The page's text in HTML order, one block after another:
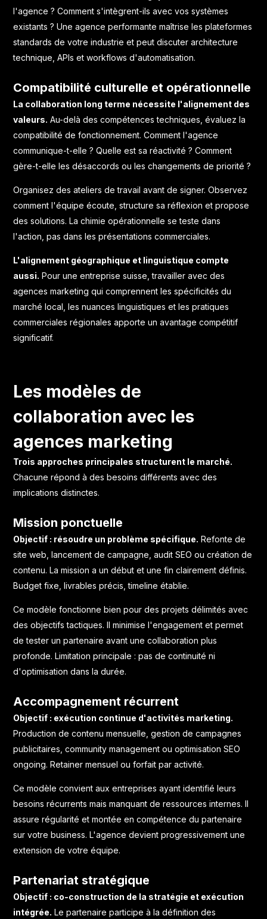
l'agence ? Comment s'intègrent-ils avec vos systèmes
existants ? Une agence performante maîtrise les plateformes
standards de votre industrie et peut discuter architecture
technique, APIs et workflows d'automatisation.
Compatibilité culturelle et opérationnelle
La collaboration long terme nécessite l'alignement des
valeurs. Au-delà des compétences techniques, évaluez la
compatibilité de fonctionnement. Comment l'agence
communique-t-elle ? Quelle est sa réactivité ? Comment
gère-t-elle les désaccords ou les changements de priorité ?
Organisez des ateliers de travail avant de signer. Observez
comment l'équipe écoute, structure sa réflexion et propose
des solutions. La chimie opérationnelle se teste dans
l'action, pas dans les présentations commerciales.
L'alignement géographique et linguistique compte
aussi. Pour une entreprise suisse, travailler avec des
agences marketing qui comprennent les spécificités du
marché local, les nuances linguistiques et les pratiques
commerciales régionales apporte un avantage compétitif
significatif.
Les modèles de
collaboration avec les
agences marketing
Trois approches principales structurent le marché.
Chacune répond à des besoins différents avec des
implications distinctes.
Mission ponctuelle
Objectif : résoudre un problème spécifique. Refonte de
site web, lancement de campagne, audit SEO ou création de
contenu. La mission a un début et une fin clairement définis.
Budget fixe, livrables précis, timeline établie.
Ce modèle fonctionne bien pour des projets délimités avec
des objectifs tactiques. Il minimise l'engagement et permet
de tester un partenaire avant une collaboration plus
profonde. Limitation principale : pas de continuité ni
d'optimisation dans la durée.
Accompagnement récurrent
Objectif : exécution continue d'activités marketing.
Production de contenu mensuelle, gestion de campagnes
publicitaires, community management ou optimisation SEO
ongoing. Retainer mensuel ou forfait par activité.
Ce modèle convient aux entreprises ayant identifié leurs
besoins récurrents mais manquant de ressources internes. Il
assure régularité et montée en compétence du partenaire
sur votre business. L'agence devient progressivement une
extension de votre équipe.
Partenariat stratégique
Objectif : co-construction de la stratégie et exécution
intégrée. Le partenaire participe à la définition des